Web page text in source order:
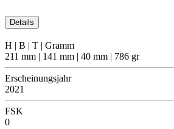
Details
H | B | T | Gramm
211 mm | 141 mm | 40 mm | 786 gr
Erscheinungsjahr
2021
FSK
0